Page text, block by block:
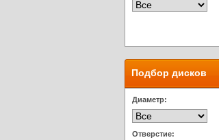
Подбор дисков
Диаметр:
Отверстие: